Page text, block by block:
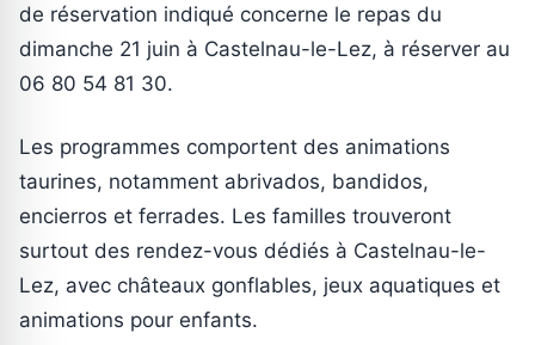
de réservation indiqué concerne le repas du
dimanche 21 juin à Castelnau-le-Lez, à réserver au
06 80 54 81 30.
Les programmes comportent des animations
taurines, notamment abrivados, bandidos,
encierros et ferrades. Les familles trouveront
surtout des rendez-vous dédiés à Castelnau-le-
Lez, avec châteaux gonflables, jeux aquatiques et
animations pour enfants.